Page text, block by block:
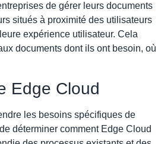
de gérer leurs documents
situés à proximité des utilisateurs
expérience utilisateur. Cela
documents dont ils ont besoin, où
Edge Cloud
les besoins spécifiques de
déterminer comment Edge Cloud